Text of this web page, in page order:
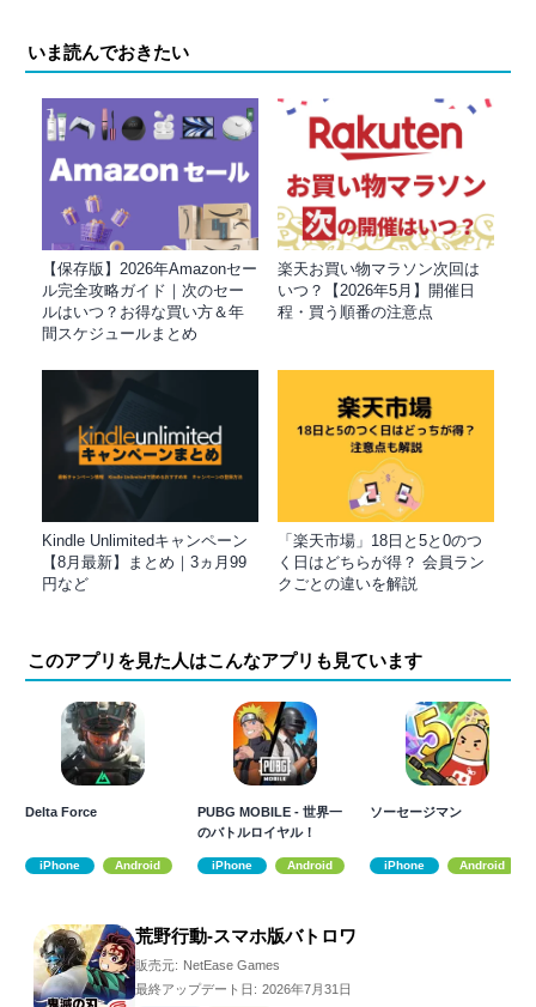
いま読んでおきたい
【保存版】2026年Amazonセー
ル完全攻略ガイド｜次のセー
ルはいつ？お得な買い方＆年
間スケジュールまとめ
楽天お買い物マラソン次回は
いつ？【2026年5月】開催日
程・買う順番の注意点
Kindle Unlimitedキャンペーン
【8月最新】まとめ｜3ヵ月99
円など
「楽天市場」18日と5と0のつ
く日はどちらが得？ 会員ラン
クごとの違いを解説
このアプリを見た人はこんなアプリも見ています
Delta Force
iPhone Android
PUBG MOBILE - 世界一
のバトルロイヤル！
iPhone Android
ソーセージマン
iPhone Android
荒野行動-スマホ版バトロワ
販売元: NetEase Games
最終アップデート日: 2026年7月31日